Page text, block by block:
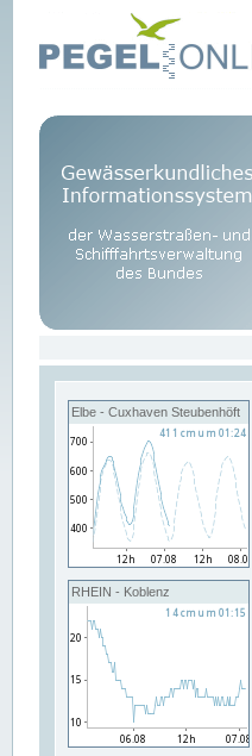
Elbe - Cuxhaven Steubenhöft
RHEIN - Koblenz